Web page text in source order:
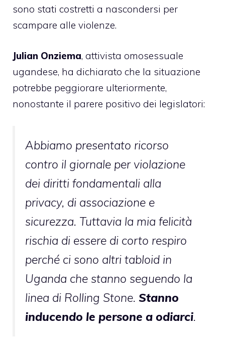
sono stati costretti a nascondersi per
scampare alle violenze.
Julian Onziema, attivista omosessuale
ugandese, ha dichiarato che la situazione
potrebbe peggiorare ulteriormente,
nonostante il parere positivo dei legislatori:
Abbiamo presentato ricorso
contro il giornale per violazione
dei diritti fondamentali alla
privacy, di associazione e
sicurezza. Tuttavia la mia felicità
rischia di essere di corto respiro
perché ci sono altri tabloid in
Uganda che stanno seguendo la
linea di Rolling Stone. Stanno
inducendo le persone a odiarci.